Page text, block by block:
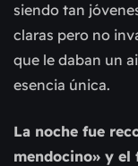
siendo tan
claras pero no
que le daban un
esencia única.
La noche fue
mendocino» y el